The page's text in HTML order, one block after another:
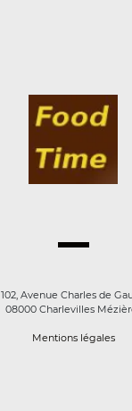
102, Avenue Charles de
08000 Charlevilles
Mentions légales